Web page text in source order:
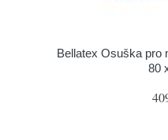
Bellatex Osuška pro
80